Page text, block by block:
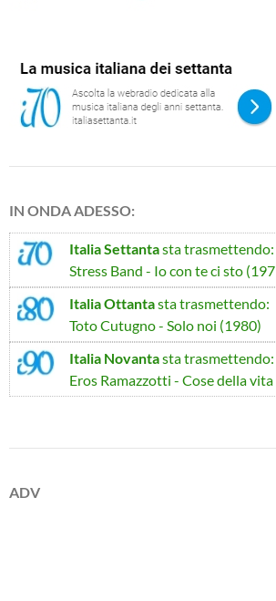
IN ONDA ADESSO:
Italia Settantasta trasmettendo:
Stress Band - Io con te ci sto
Italia Ottantasta trasmettendo:
Toto Cutugno - Solo noi (1980)
Italia Novantasta trasmettendo:
Eros Ramazzotti - Cose della
ADV